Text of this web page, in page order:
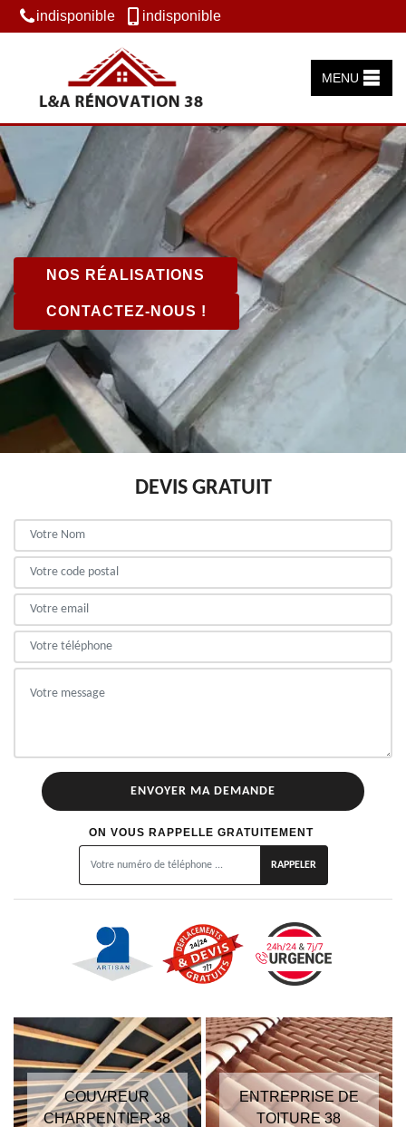
indisponible indisponible
MENU
NOS RÉALISATIONS
CONTACTEZ-NOUS !
DEVIS GRATUIT
ON VOUS RAPPELLE GRATUITEMENT
COUVREUR
CHARPENTIER 38
ENTREPRISE DE
TOITURE 38